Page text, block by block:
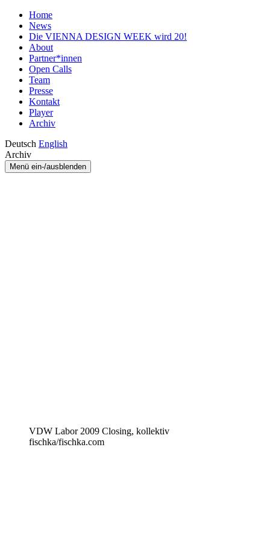
Home
News
Die VIENNA DESIGN WEEK wird 20!
About
Partner*innen
Open Calls
Team
Presse
Kontakt
Player
Archiv
Deutsch English
Archiv
Menü ein-/ausblenden
VDW Labor 2009 Closing, kollektiv
fischka/fischka.com